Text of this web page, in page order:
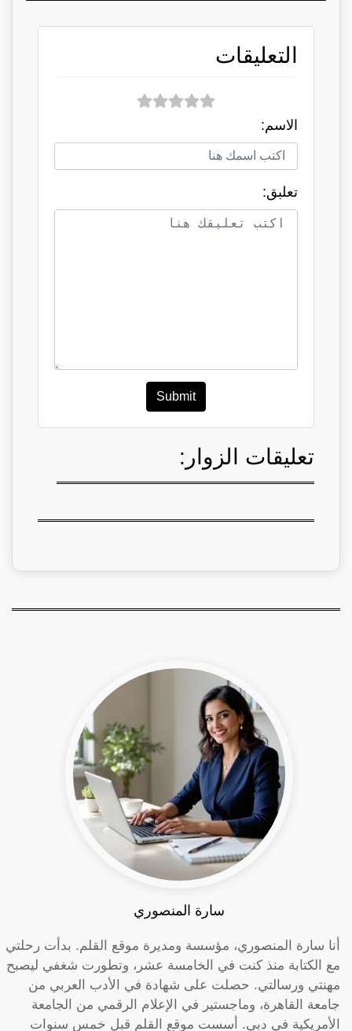
التعليقات
الاسم:
تعلبق:
Submit
تعليقات الزوار:
سارة المنصوري
أنا سارة المنصوري، مؤسسة ومديرة موقع القلم. بدأت رحلتي
مع الكتابة منذ كنت في الخامسة عشر، وتطورت شغفي ليصبح
مهنتي ورسالتي. حصلت على شهادة في الأدب العربي من
جامعة القاهرة، وماجستير في الإعلام الرقمي من الجامعة
الأمريكية في دبي. أسست موقع القلم قبل خمس سنوات